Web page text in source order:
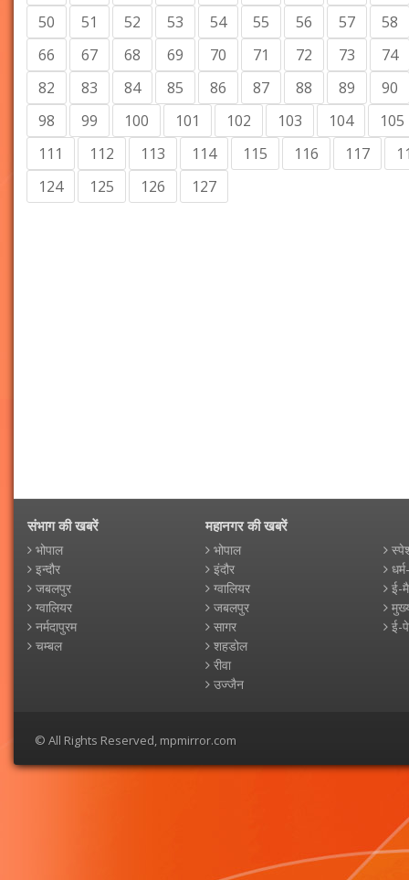
50
51 52 53 54 55 56 57
58
66
67 68 69 70 71 72 73
74
82
83 84 85 86 87 88 89
90
98
99 100 101 102 103 104
105
111
112 113 114 115 116 117
124
125 126 127
संभाग की खबरें
भोपाल
इन्दौर
जबलपुर
ग्वालियर
नर्मदापुरम
चम्बल
महानगर की खबरें
भोपाल
इंदौर
ग्वालियर
जबलपुर
सागर
शहडोल
रीवा
उज्जैन
ई-
ई-
© All Rights Reserved, mpmirror.com